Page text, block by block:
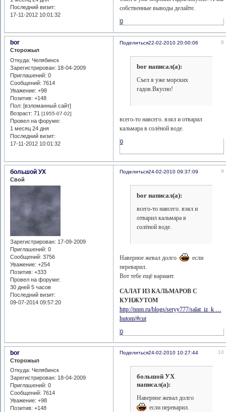
Последний визит:
17-11-2012 10:01:32
собственные выводы делайте.
0
Поделиться 8
22-02-2010 20:00:06
bor
Сторожыл
Откуда: Челябинск
Зарегистрирован: 18-04-2009
Приглашений: 0
Сообщений: 7614
Уважение: +98
Позитив: +148
Пол: [взломанный сайт]
Возраст: 71[1955-07-02]
Провел на форуме:
1 месяц 24 дня
Последний визит:
17-11-2012 10:01:32
bor написал(а):
Съел я уже морских
гадов.Вкусно!
всего-то навсего. взял и отварил
кальмара в солёной воде.
0
Поделиться 9
24-02-2010 09:37:09
большой УХ
Свой
Зарегистрирован: 17-09-2009
Приглашений: 0
Сообщений: 3756
Уважение: +254
Позитив: +333
Провел на форуме:
30 дней 5 часов
Последний визит:
09-07-2014 09:57:20
bor написал(а):
всего-то навсего. взял и
отварил кальмара в
солёной воде.
Наверное жевал долго
если
переварил.
Вот тебе ещё вариант.
САЛАТ ИЗ КАЛЬМАРОВ С
КУНЖУТОМ
http://nnm.ru/blogs/seryy777/salat_iz_k …
hutom/#cut
0
Поделиться 10
24-02-2010 10:27:44
bor
Сторожыл
Откуда: Челябинск
Зарегистрирован: 18-04-2009
Приглашений: 0
Сообщений: 7614
Уважение: +98
Позитив: +148
большой УХ
написал(а):
Наверное жевал долго
если переварил.